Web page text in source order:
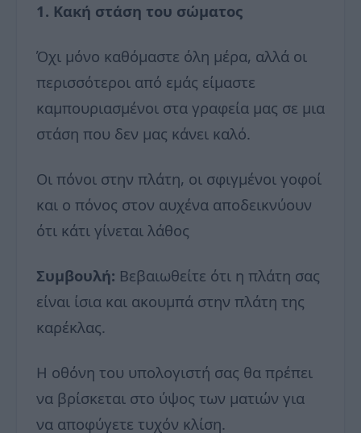
1. Κακή στάση του σώματος
Όχι μόνο καθόμαστε όλη μέρα, αλλά οι
περισσότεροι από εμάς είμαστε
καμπουριασμένοι στα γραφεία μας σε μια
στάση που δεν μας κάνει καλό.
Οι πόνοι στην πλάτη, οι σφιγμένοι γοφοί
και ο πόνος στον αυχένα αποδεικνύουν
ότι κάτι γίνεται λάθος
Συμβουλή: Βεβαιωθείτε ότι η πλάτη σας
είναι ίσια και ακουμπά στην πλάτη της
καρέκλας.
Η οθόνη του υπολογιστή σας θα πρέπει
να βρίσκεται στο ύψος των ματιών για
να αποφύγετε τυχόν κλίση.